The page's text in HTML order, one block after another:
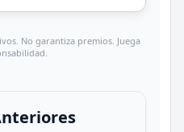
No garantiza premios. Juega